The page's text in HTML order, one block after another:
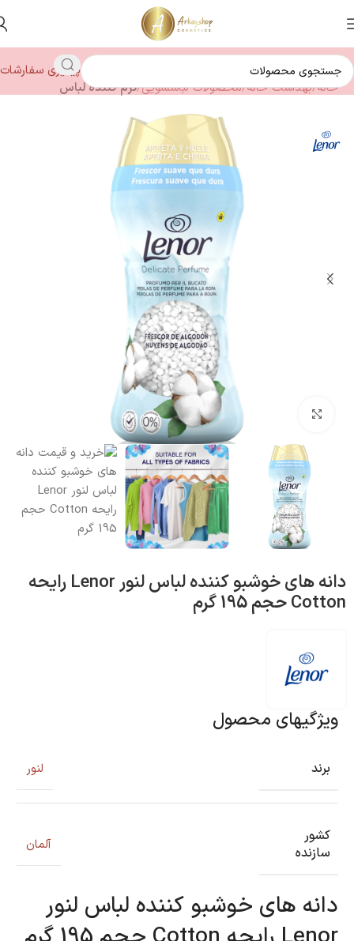
پیگیری سفارشات
خانه بهداشت خانه محصولات لباسشویی نرم کننده لباس
بزرگنمایی تصویر
دانه های خوشبو کننده لباس لنور Lenor رایحه
Cotton حجم 195 گرم
ویژگیهای محصول
برند لنور
کشور
سازنده
آلمان
دانه های خوشبو کننده لباس لنور